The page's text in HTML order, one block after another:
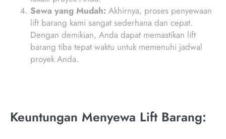
Sewa yang Mudah: Akhirnya, proses penyewaan
lift barang kami sangat sederhana dan cepat.
Dengan demikian, Anda dapat memastikan lift
barang tiba tepat waktu untuk memenuhi jadwal
proyek Anda.
Keuntungan Menyewa Lift Barang: